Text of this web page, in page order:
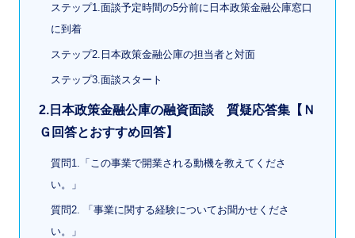
ステップ1.面談予定時間の5分前に日本政策金融公庫窓口
に到着
ステップ2.日本政策金融公庫の担当者と対面
ステップ3.面談スタート
2.日本政策金融公庫の融資面談 質疑応答集【Ｎ
Ｇ回答とおすすめ回答】
質問1.「この事業で開業される動機を教えてくださ
い。」
質問2. 「事業に関する経験についてお聞かせくださ
い。」